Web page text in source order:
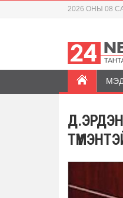
2026 ОНЫ 08